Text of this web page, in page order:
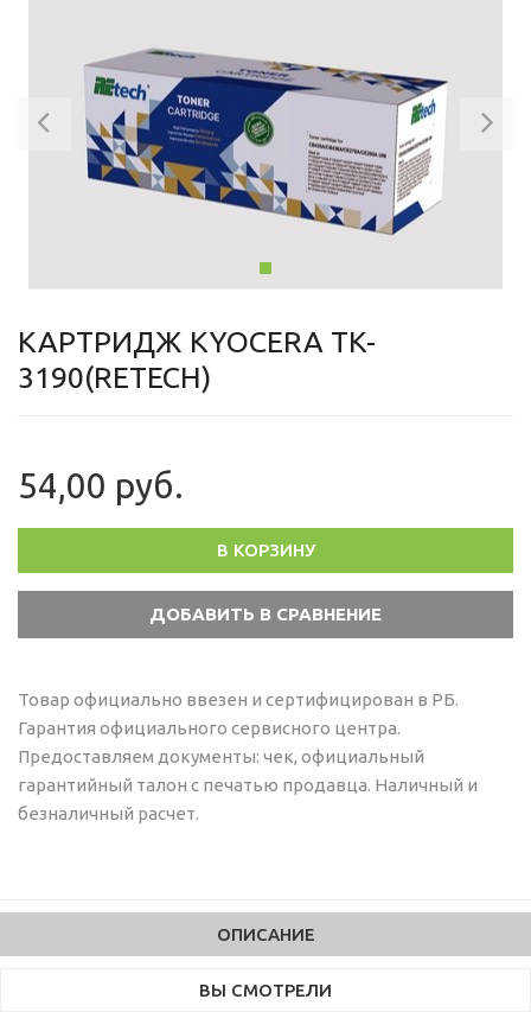
Previous
КАРТРИДЖ KYOCERA TK-
3190(RETECH)
54,00 руб.
В КОРЗИНУ
Товар официально ввезен и сертифицирован в РБ.
Гарантия официального сервисного центра.
Предоставляем документы: чек, официальный
гарантийный талон с печатью продавца. Наличный и
безналичный расчет.
ОПИСАНИЕ
ВЫ СМОТРЕЛИ